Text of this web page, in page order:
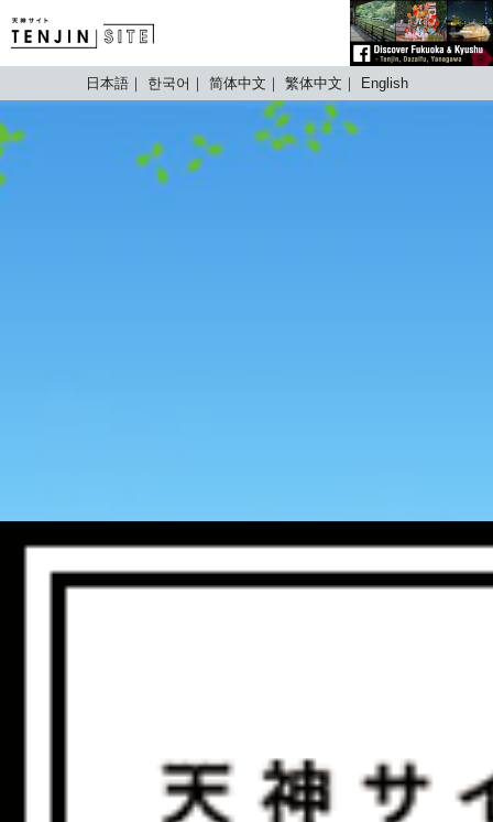
TENJIN SITE
日本語 한국어 简体中文 繁体中文 English